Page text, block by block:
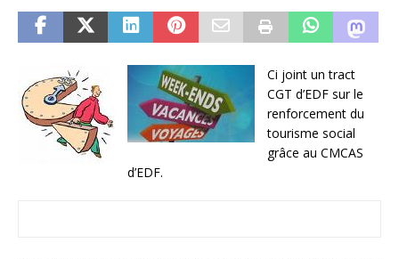
Ci joint un tract
CGT d’EDF sur le
renforcement du
tourisme social
grâce au CMCAS
d’EDF.